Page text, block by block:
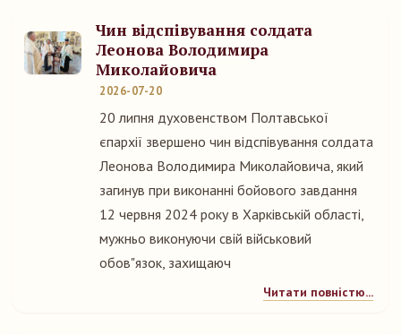
Чин відспівування солдата
Леонова Володимира
Миколайовича
2026-07-20
20 липня духовенством Полтавської
єпархії звершено чин відспівування солдата
Леонова Володимира Миколайовича, який
загинув при виконанні бойового завдання
12 червня 2024 року в Харківській області,
мужньо виконуючи свій військовий
обов"язок, захищаюч
Читати повністю...